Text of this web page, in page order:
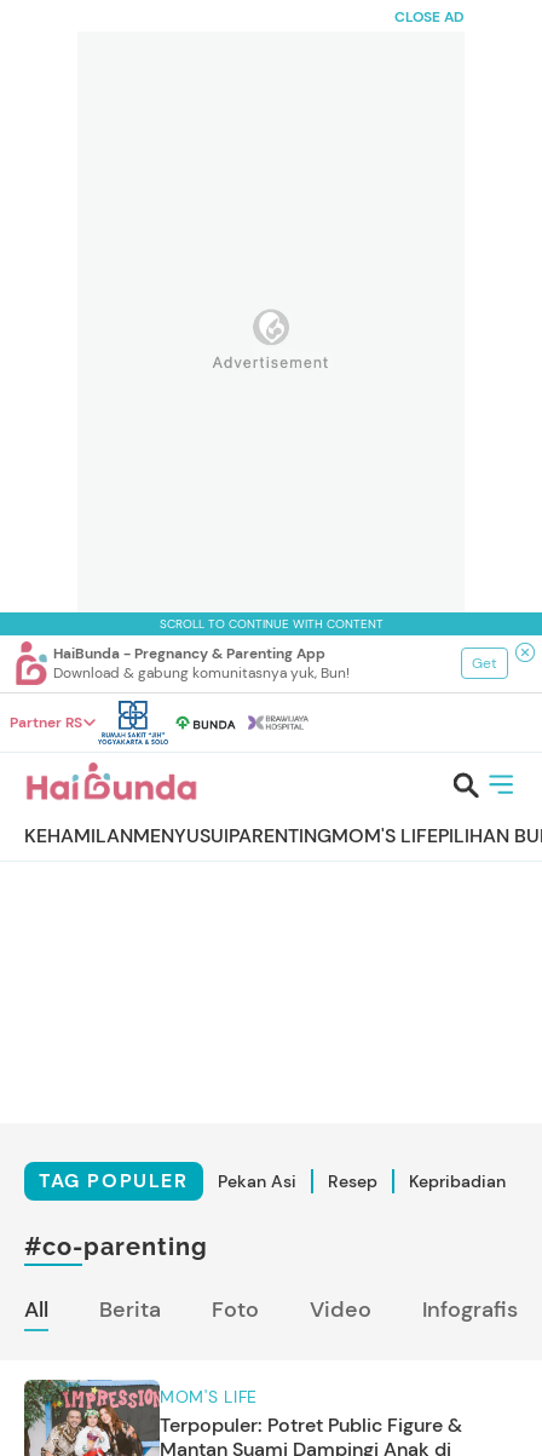
CLOSE AD
SCROLL TO CONTINUE WITH CONTENT
HaiBunda - Pregnancy & Parenting App
Download & gabung komunitasnya yuk, Bun!
Get
Partner RS
KEHAMILANMENYUSUIPARENTINGMOM'S LIFEPILIHAN
TAG POPULER Pekan Asi Resep Kepribadian
#co-parenting
All Berita Foto Video Infografis
MOM'S LIFE
Terpopuler: Potret Public Figure &
Mantan Suami Dampingi Anak di